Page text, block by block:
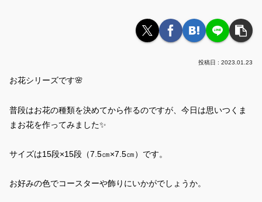
2023.01.23
お花シリーズです🌸
普段はお花の種類を決めてから作るのですが、今日は思いつくま
まお花を作ってみました✨
サイズは15段×15段（7.5㎝×7.5㎝）です。
お好みの色でコースターや飾りにいかがでしょうか。